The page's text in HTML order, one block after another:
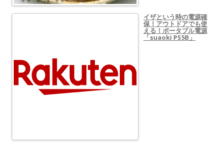
イザという時の電源確
保！アウトドアでも使
える！ポータブル電源
「suaoki PS5B」